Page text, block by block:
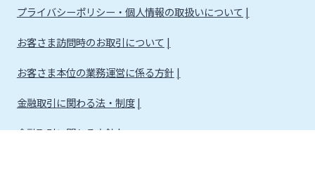
プライバシーポリシー・個人情報の取扱いについて
お客さま訪問時のお取引について
お客さま本位の業務運営に係る方針
金融取引に関わる法・制度
金融取引に関わる方針